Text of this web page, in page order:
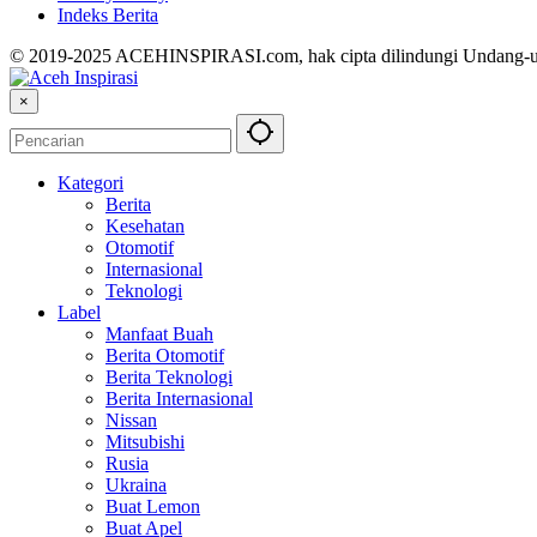
Indeks Berita
© 2019-2025 ACEHINSPIRASI.com, hak cipta dilindungi Undang-
×
Kategori
Berita
Kesehatan
Otomotif
Internasional
Teknologi
Label
Manfaat Buah
Berita Otomotif
Berita Teknologi
Berita Internasional
Nissan
Mitsubishi
Rusia
Ukraina
Buat Lemon
Buat Apel